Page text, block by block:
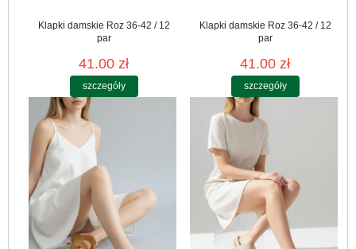
Klapki damskie Roz 36-42 / 12
par
41.00 zł
szczegóły
Klapki damskie Roz 36-42 / 12
par
41.00 zł
szczegóły